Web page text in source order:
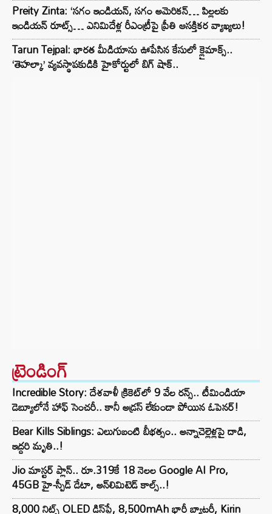
Preity Zinta: ‘సగం ఇండియన్, సగం అమెరికన్… పిల్లలకు
ఇండియన్ రూట్స్… ఎనిమిదేళ్ల రీఎంట్రీపై ప్రీతి ఆసక్తికర వ్యాఖ్యలు!
Tarun Tejpal: భారత మీడియాను ఊపేసిన కేసులో క్లైమాక్స్..
‘తెహల్కా’ వ్యవస్థాపకుడికి హైకోర్టులో బిగ్ షాక్..
ట్రెండింగ్‌
Incredible Story: దేశవాళీ క్రికెట్‌లో 9 వేల రన్స్.. టీమిండియా
డెబ్యూలోనే హాఫ్ సెంచరీ.. కానీ అడ్రస్ లేకుండా పోయిన ఓపెనర్!
Bear Kills Siblings: ఎలుగుబంటి బీభత్సం.. అన్నాచెల్లెళ్లపై దాడి,
ఇద్దరి మృతి..!
Jio మాస్టర్ ప్లాన్.. రూ.319కే 18 నెలల Google AI Pro,
45GB హై-స్పీడ్ డేటా, అన్⁭లిమిటెడ్ కాల్స్..!
8,000 నిట్స్ OLED డిస్‌ప్లే, 8,500mAh భారీ బ్యాటరీ, Kirin